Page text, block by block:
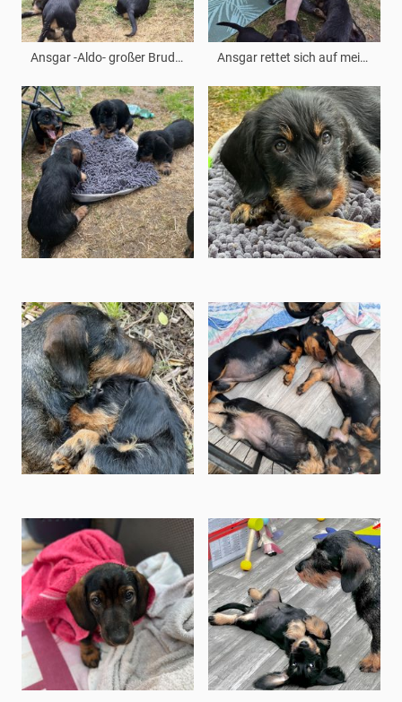
Ansgar -Aldo- großer Bruder zu Besuch Ansgar rettet sich auf meinen Schoß